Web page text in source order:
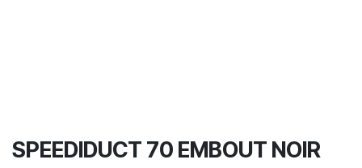
SPEEDIDUCT 70 EMBOUT NOIR